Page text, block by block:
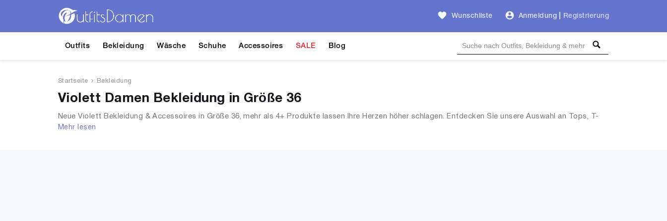
Wunschliste Anmeldung Registrierung
Outfits Bekleidung Wäsche Schuhe Accessoires SALE Blog
Startseite Bekleidung
Violett Damen Bekleidung in Größe 36
Neue Violett Bekleidung & Accessoires in Größe 36, mehr als 4+ Produkte lassen Ihre Herzen höher schlagen. Entdecken Sie unsere Auswahl an Tops, T-
Shirts, Accessoires, Unterwäsche & Dessous, Streetwear, Jacken, Mäntel & Westen und mehr.
Mehr lesen